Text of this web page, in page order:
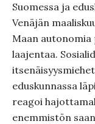
Suomessa ja
Venäjän
Maan
laajentaa.
eduskunnassa
reagoi
enemmistön